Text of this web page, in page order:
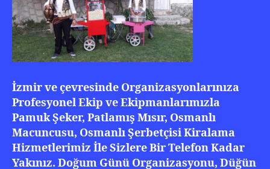
İzmir ve çevresinde Organizasyonlarınıza
Profesyonel Ekip ve Ekipmanlarımızla
Pamuk Şeker, Patlamış Mısır, Osmanlı
Macuncusu, Osmanlı Şerbetçisi Kiralama
Hizmetlerimiz İle Sizlere Bir Telefon Kadar
Yakınız. Doğum Günü Organizasyonu, Düğün